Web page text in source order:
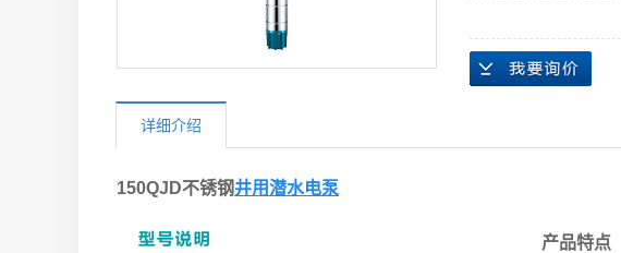
详细介绍
150QJD不锈钢井用潜水电泵
产品特点